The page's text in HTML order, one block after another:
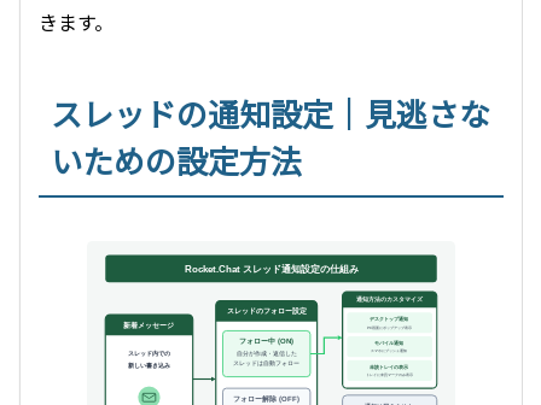
きます。
スレッドの通知設定｜見逃さな
いための設定方法
Rocket.Chat スレッド通知設定の仕組み
新着メッセージ
スレッド内での
新しい書き込み
スレッドのフォロー設定
フォロー中 (ON)
自分が作成・返信した
スレッドは自動フォロー
フォロー解除 (OFF)
通知方法のカスタマイズ
デスクトップ通知
PC画面にポップアップ表示
モバイル通知
スマホにプッシュ通知
未読トレイの表示
トレイに未読マークのみ表示